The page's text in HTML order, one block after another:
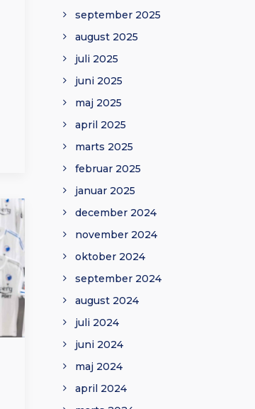
september 2025
august 2025
juli 2025
juni 2025
maj 2025
april 2025
marts 2025
februar 2025
januar 2025
december 2024
november 2024
oktober 2024
september 2024
august 2024
juli 2024
juni 2024
maj 2024
april 2024